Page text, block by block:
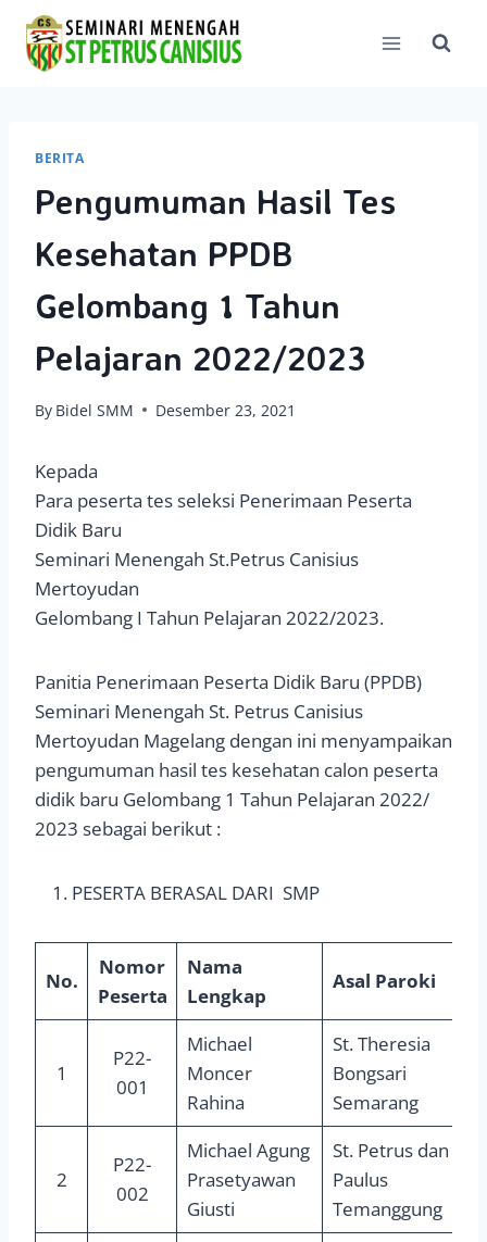
content
BERITA
Pengumuman Hasil Tes
Kesehatan PPDB
Gelombang 1 Tahun
Pelajaran 2022/2023
By Bidel SMM Desember 23, 2021
Kepada
Para peserta tes seleksi Penerimaan Peserta
Didik Baru
Seminari Menengah St.Petrus Canisius
Mertoyudan
Gelombang I Tahun Pelajaran 2022/2023.
Panitia Penerimaan Peserta Didik Baru (PPDB)
Seminari Menengah St. Petrus Canisius
Mertoyudan Magelang dengan ini menyampaikan
pengumuman hasil tes kesehatan calon peserta
didik baru Gelombang 1 Tahun Pelajaran 2022/
2023 sebagai berikut :
PESERTA BERASAL DARI SMP
No.
Nomor
Peserta
Nama
Lengkap
Asal Paroki
1
P22-
001
Michael
Moncer
Rahina
St. Theresia
Bongsari
Semarang
2
P22-
002
Michael Agung
Prasetyawan
Giusti
St. Petrus dan
Paulus
Temanggung